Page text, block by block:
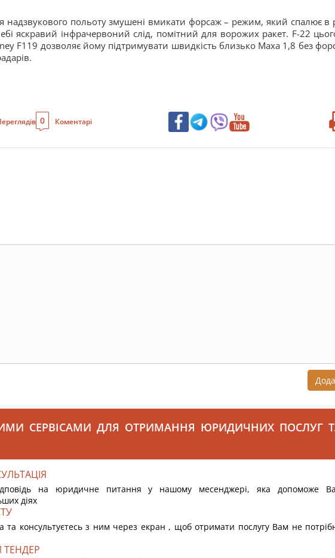
надзвукового польоту змушені вмикати форсаж – режим, який спалює в
яскравий інфрачервоний слід, помітний для ворожих ракет. F-22
F119 дозволяє йому підтримувати швидкість близько Маха 1,8 без
0 Коментарі
СЕРВІСАМИ ДЛЯ ОТРИМАННЯ ЮРИДИЧНИХ ПОСЛУГ
на юридичне питання у нашому месенджері, яка допоможе
діях
та консультуєтесь з ним через екран , щоб отримати послугу Вам не
ТЕНДЕР